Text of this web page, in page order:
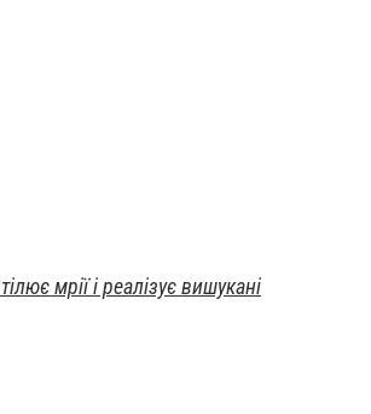
мрії і реалізує вишукані